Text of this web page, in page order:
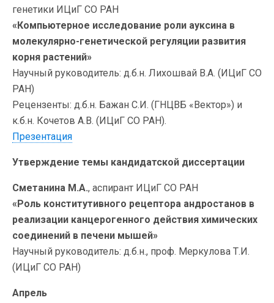
генетики ИЦиГ СО РАН
«Компьютерное исследование роли ауксина в
молекулярно-генетической регуляции развития
корня растений»
Научный руководитель: д.б.н. Лихошвай В.А. (ИЦиГ СО
РАН)
Рецензенты: д.б.н. Бажан С.И. (ГНЦВБ «Вектор») и
к.б.н. Кочетов А.В. (ИЦиГ СО РАН).
Презентация
Утверждение темы кандидатской диссертации
Сметанина М.А., аспирант ИЦиГ СО РАН
«Роль конститутивного рецептора андростанов в
реализации канцерогенного действия химических
соединений в печени мышей»
Научный руководитель: д.б.н., проф. Меркулова Т.И.
(ИЦиГ СО РАН)
Апрель